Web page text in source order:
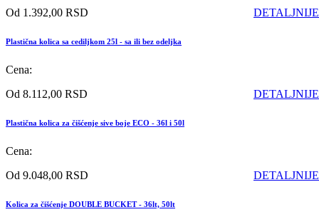
Od 1.392,00 RSD
DETALJNIJE
Plastična kolica sa cediljkom 25l - sa ili bez odeljka
Cena:
Od 8.112,00 RSD
DETALJNIJE
Plastična kolica za čišćenje sive boje ECO - 36l i 50l
Cena:
Od 9.048,00 RSD
DETALJNIJE
Kolica za čišćenje DOUBLE BUCKET - 36lt, 50lt